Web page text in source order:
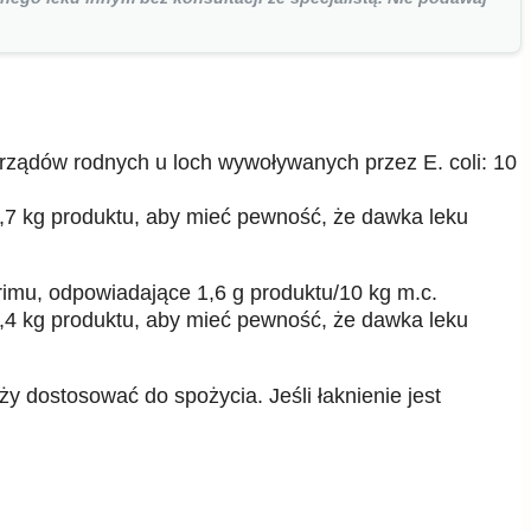
rodnych u loch wywoływanych przez E. coli: 10
kg produktu, aby mieć pewność, że dawka leku
odpowiadające 1,6 g produktu/10 kg m.c.
kg produktu, aby mieć pewność, że dawka leku
dostosować do spożycia. Jeśli łaknienie jest